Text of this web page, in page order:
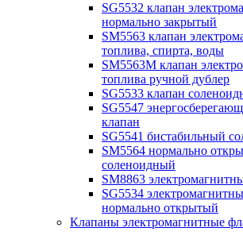
SG5532 клапан
нормально закрытый
SM5563 клапан
топлива, спирта, воды
SM5563M клапан
топлива ручной дублер
SG5533 клапан
SG5547
клапан
SG5541 бистабильный
SM5564 нормально
соленоидный
SM8863
SG5534
нормально открытый
Клапаны электромагнитные